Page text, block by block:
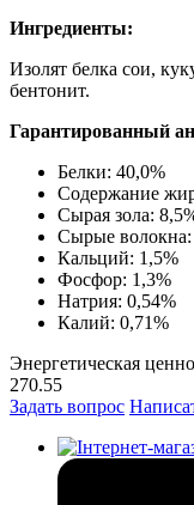
Ингредиенты:
Изолят белка сои,
бентонит.
Гарантированный
Белки: 40,0%
Содержание
Сырая зола:
Сырые волокна:
Кальций: 1,5%
Фосфор: 1,3%
Натрия: 0,54%
Калий: 0,71%
Энергетическая
270.55
Задать вопрос